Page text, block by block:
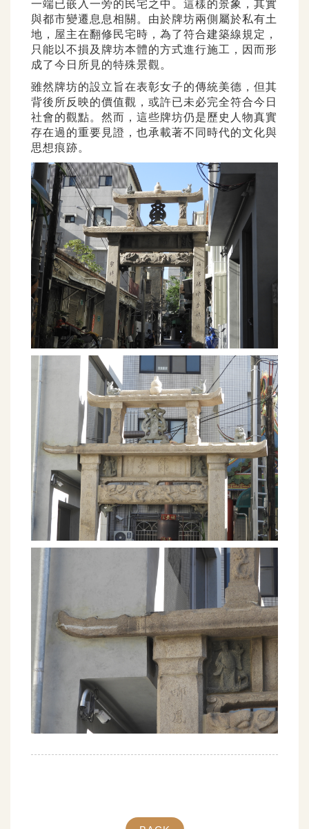
一端已嵌入一旁的民宅之中。這樣的景象，其實
與都市變遷息息相關。由於牌坊兩側屬於私有土
地，屋主在翻修民宅時，為了符合建築線規定，
只能以不損及牌坊本體的方式進行施工，因而形
成了今日所見的特殊景觀。
雖然牌坊的設立旨在表彰女子的傳統美德，但其
背後所反映的價值觀，或許已未必完全符合今日
社會的觀點。然而，這些牌坊仍是歷史人物真實
存在過的重要見證，也承載著不同時代的文化與
思想痕跡。